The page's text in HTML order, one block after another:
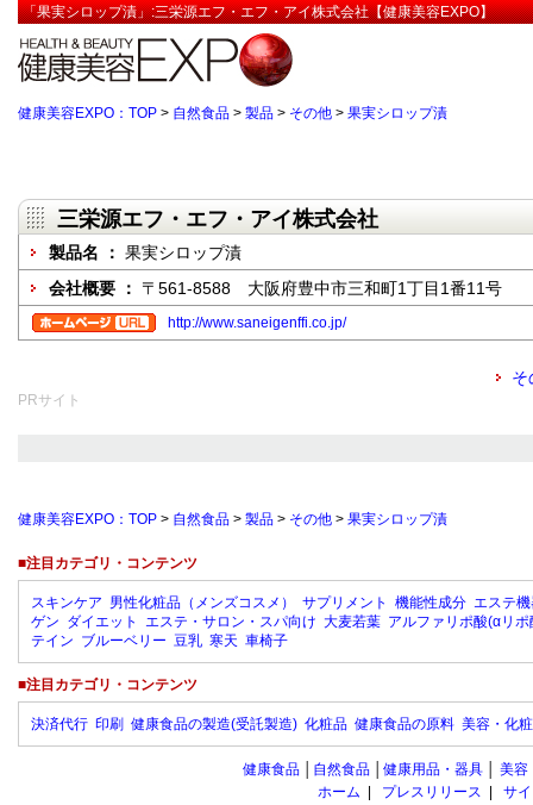
「果実シロップ漬」:三栄源エフ・エフ・アイ株式会社【健康美容EXPO】
健康美容EXPO：TOP > 自然食品 > 製品 > その他 > 果実シロップ漬
三栄源エフ・エフ・アイ株式会社
製品名 ： 果実シロップ漬
会社概要 ： 〒561-8588 大阪府豊中市三和町1丁目1番11号
http://www.saneigenffi.co.jp/
そ
PRサイト
健康美容EXPO：TOP > 自然食品 > 製品 > その他 > 果実シロップ漬
■注目カテゴリ・コンテンツ
スキンケア 男性化粧品（メンズコスメ） サプリメント 機能性成分 エステ
ゲン ダイエット エステ・サロン・スパ向け 大麦若葉 アルファリポ酸(αリポ
テイン ブルーベリー 豆乳 寒天 車椅子
■注目カテゴリ・コンテンツ
決済代行 印刷 健康食品の製造(受託製造) 化粧品 健康食品の原料 美容・化
健康食品 自然食品 健康用品・器具 美容
ホーム
プレスリリース
サ